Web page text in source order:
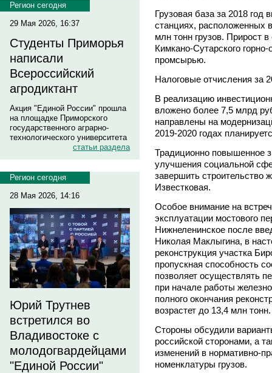
Регион сегодня
29 Мая 2026, 16:37
Студенты Приморья
написали
Всероссийский
агродиктант
Акция "Единой России" прошла
на площадке Приморского
государственного аграрно-
технологического университета
статьи раздела
Регион сегодня
28 Мая 2026, 14:16
Юрий Трутнев
встретился во
Владивостоке с
молодогвардейцами
"Единой России"
Грузовая база за 2018
станциях, расположенных
млн тонн грузов. Прирост
Кимкано-Сутарского
промсырью.
Налоговые отчисления за
В реализацию
вложено более 7,5 млрд
направлены на
2019-2020 годах
Традиционно повышенное
улучшения социальной
завершить строительство
Известковая.
Особое внимание на
эксплуатации мостового
Нижнеленинское после
Николая Маклыгина, в
реконструкция участка
пропускная способность
позволяет осуществлять
при начале работы
полного окончания
возрастет до 13,4 млн тонн.
Стороны обсудили
российской сторонами, а
изменений в нормативно-
номенклатуры грузов.